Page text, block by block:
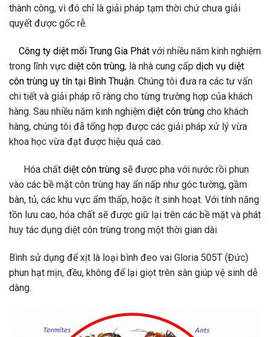
thành công, vì đó chỉ là giải pháp tạm thời chứ chưa giải
quyết được gốc rễ.
Công ty diệt mối Trung Gia Phát với nhiều năm kinh nghiệm
trong lĩnh vực diệt côn trùng, là nhà cung cấp dịch vụ diệt
côn trùng uy tín tại Bình Thuận. Chúng tôi đưa ra các tư vấn
chi tiết và giải pháp rõ ràng cho từng trường hợp của khách
hàng. Sau nhiều năm kinh nghiệm diệt côn trùng cho khách
hàng, chúng tôi đã tổng hợp được các giải pháp xử lý vừa
khoa học vừa đạt được hiệu quả cao.
Hóa chất diệt côn trùng sẽ được pha với nước rồi phun
vào các bề mặt côn trùng hay ẩn nấp như góc tường, gầm
bàn, tủ, các khu vực ẩm thấp, hoặc ít sinh hoạt. Với tính năng
tồn lưu cao, hóa chất sẽ được giữ lại trên các bề mặt và phát
huy tác dụng diệt côn trùng trong một thời gian dài
Bình sử dụng để xịt là loại bình đeo vai Gloria 505T (Đức)
phun hạt mịn, đều, không để lại giọt trên sàn giúp vệ sinh dễ
dàng.